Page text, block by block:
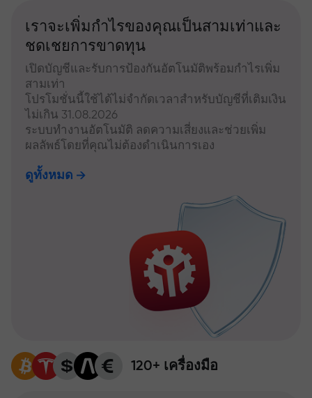
เราจะเพิ่มกำไรของคุณเป็นสามเท่าและ
ชดเชยการขาดทุน
เปิดบัญชีและรับการป้องกันอัตโนมัติพร้อมกำไรเพิ่ม
สามเท่า
โปรโมชั่นนี้ใช้ได้ไม่จำกัดเวลาสำหรับบัญชีที่เติมเงิน
ไม่เกิน 31.08.2026
ระบบทำงานอัตโนมัติ ลดความเสี่ยงและช่วยเพิ่ม
ผลลัพธ์โดยที่คุณไม่ต้องดำเนินการเอง
ดูทั้งหมด
120+ เครื่องมือ